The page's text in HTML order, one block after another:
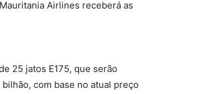
Airlines receberá as
25 jatos E175, que serão
com base no atual preço